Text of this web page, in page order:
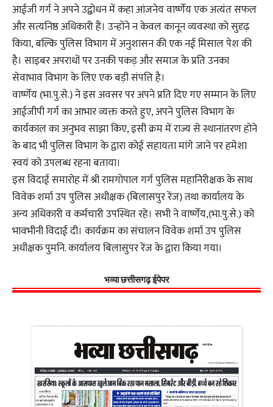
आईजी गर्ग ने अपने उद्बोधन में कहा आंजनेय वार्ष्णेय एक अत्यंत सफल
और सत्यनिष्ठ अधिकारी हैं। उन्होंने न केवल कानून व्यवस्था को सुदृढ़
किया, बल्कि पुलिस विभाग में अनुशासन की एक नई मिसाल पेश की
है। साइबर अपराधों पर उनकी पकड़ और समाज के प्रति उनका
सेवाभाव विभाग के लिए एक बड़ी संपत्ति है।
वार्ष्णेय (भा.पु.से.) ने इस अवसर पर अपने प्रति दिए गए सम्मान के लिए
आईजीपी गर्ग का आभार व्यक्त करते हुए, अपने पुलिस विभाग के
कार्यकाल का अनुभव साझा किए, इसी क्रम में राज्य से स्थानांतरण होने
के बाद भी पुलिस विभाग के द्वारा कोई सहायता मांगे जाने पर हमेशा
स्वयं को उपलब्ध रहना बताया।
इस विदाई समारोह में श्री रामगोपाल गर्ग पुलिस महानिरीक्षक के साथ
विवेक शर्मा उप पुलिस अधीक्षक (बिलासपुर रेंज) तथा कार्यालय के
अन्य अधिकारी व कर्मचारी उपस्थित रहे। सभी ने वार्ष्णेय,(भा.पु.से.) को
भावभीनी विदाई दी। कार्यक्रम का संचालन विवेक शर्मा उप पुलिस
अधीक्षक पुमनि. कार्यालय बिलासुपर रेंज के द्वारा किया गया।
भव्या छत्तीसगढ़ ईपेपर